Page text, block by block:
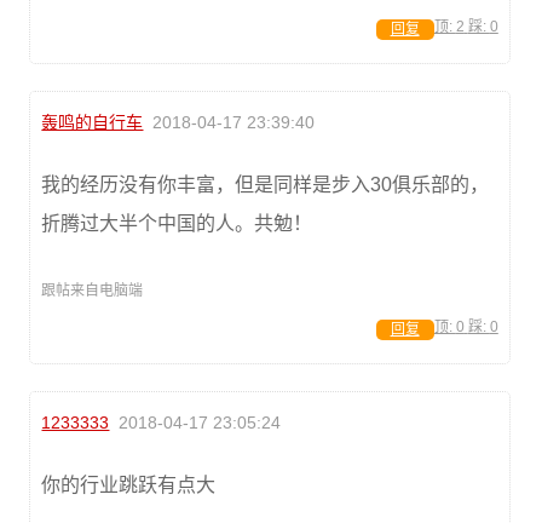
顶: 2 踩: 0
回复
轰鸣的自行车 2018-04-17 23:39:40
我的经历没有你丰富，但是同样是步入30俱乐部的，
折腾过大半个中国的人。共勉！
跟帖来自电脑端
顶: 0 踩: 0
回复
1233333 2018-04-17 23:05:24
你的行业跳跃有点大